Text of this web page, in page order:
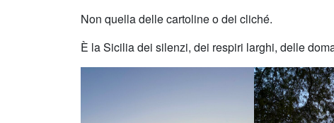
Non quella delle cartoline o dei cliché.
È la Sicilia dei silenzi, dei respiri larghi, delle